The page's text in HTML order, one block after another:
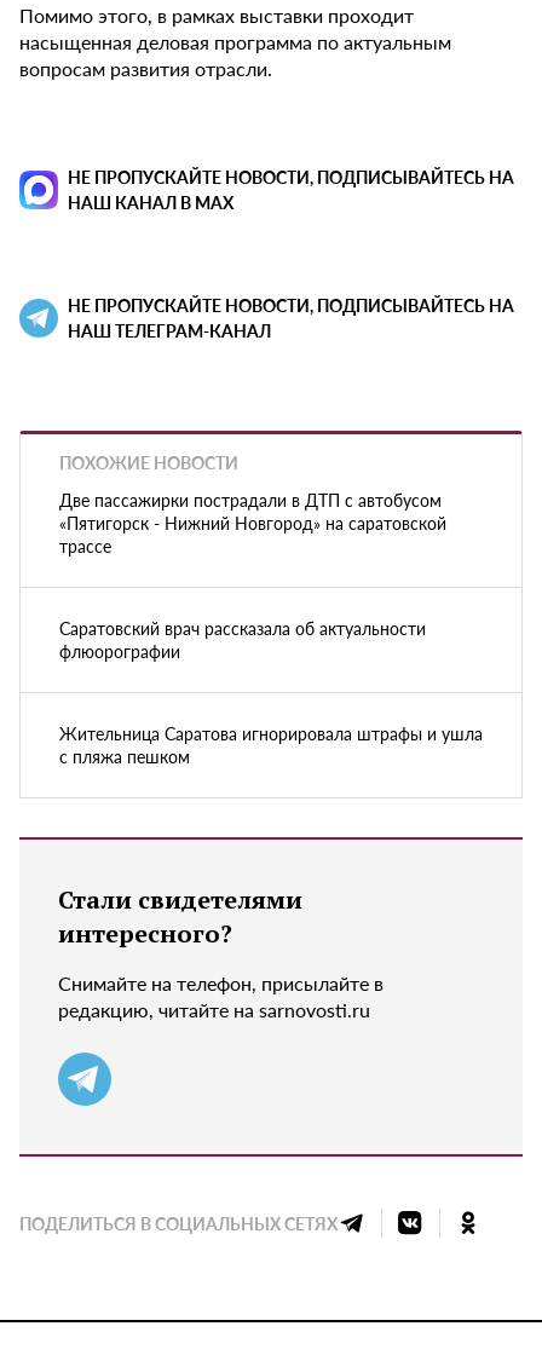
Помимо этого, в рамках выставки проходит
насыщенная деловая программа по актуальным
вопросам развития отрасли.
НЕ ПРОПУСКАЙТЕ НОВОСТИ, ПОДПИСЫВАЙТЕСЬ НА
НАШ КАНАЛ В MAX
НЕ ПРОПУСКАЙТЕ НОВОСТИ, ПОДПИСЫВАЙТЕСЬ НА
НАШ ТЕЛЕГРАМ-КАНАЛ
ПОХОЖИЕ НОВОСТИ
Две пассажирки пострадали в ДТП с автобусом
«Пятигорск - Нижний Новгород» на саратовской
трассе
Саратовский врач рассказала об актуальности
флюорографии
Жительница Саратова игнорировала штрафы и ушла
с пляжа пешком
Стали свидетелями
интересного?
Снимайте на телефон, присылайте в
редакцию, читайте на sarnovosti.ru
ПОДЕЛИТЬСЯ В СОЦИАЛЬНЫХ СЕТЯХ